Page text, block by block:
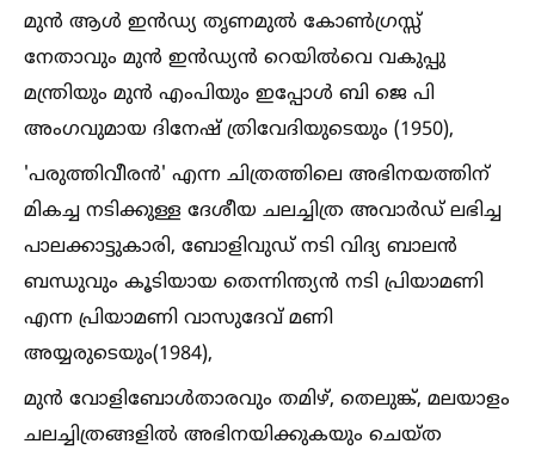
മുൻ ആള്‍ ഇൻഡ്യ തൃണമുല്‍ കോണ്‍ഗ്രസ്സ്
നേതാവും മുൻ ഇൻഡ്യൻ റെയില്‍വെ വകുപ്പു
മന്ത്രിയും മുൻ എംപിയും ഇപ്പോള്‍ ബി ജെ പി
അംഗവുമായ ദിനേഷ് ത്രിവേദിയുടെയും (1950),
'പരുത്തിവീരൻ' എന്ന ചിത്രത്തിലെ അഭിനയത്തിന്
മികച്ച നടിക്കുള്ള ദേശീയ ചലച്ചിത്ര അവാർഡ് ലഭിച്ച
പാലക്കാട്ടുകാരി, ബോളിവുഡ് നടി വിദ്യ ബാലന്‍
ബന്ധുവും കൂടിയായ തെന്നിന്ത്യൻ നടി പ്രിയാമണി
എന്ന പ്രിയാമണി വാസുദേവ്‌ മണി
അയ്യരുടെയും(1984),
മുൻ വോളിബോള്‍താരവും തമിഴ്, തെലുങ്ക്, മലയാളം
ചലച്ചിത്രങ്ങളില്‍ അഭിനയിക്കുകയും ചെയ്ത